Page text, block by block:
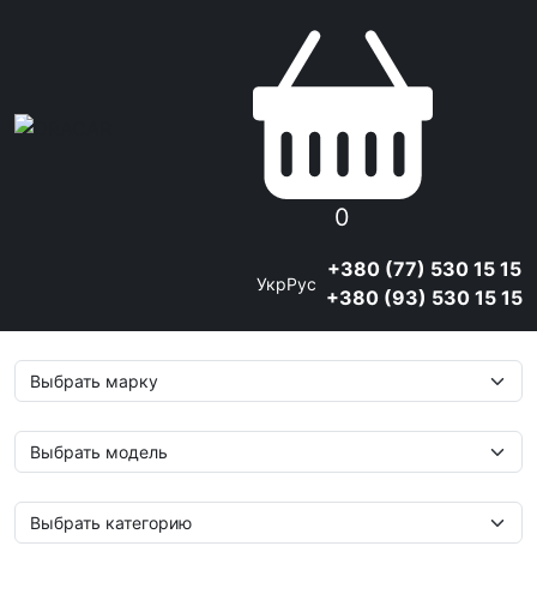
0
УкрРус
+380 (77) 530 15 15
+380 (93) 530 15 15